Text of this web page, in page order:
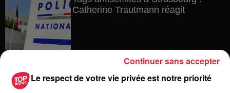
Catherine Trautmann réagit
Au zoo de Mulhouse : rencontre
avec les flamants rouges
Le respect de votre vie privée est notre priorité
Continuer sans accepter